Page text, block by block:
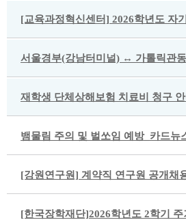
[교육과정혁신센터] 2026학년도 자
서울경부(강남터미널) ↔ 가톨릭관
재학생 단체상해보험 치료비 청구 안
뱀물림 주의 및 벌쏘임 예방_카드뉴
[강원연구원] 계약직 연구원 공개채
[한국장학재단]2026학년도 2학기